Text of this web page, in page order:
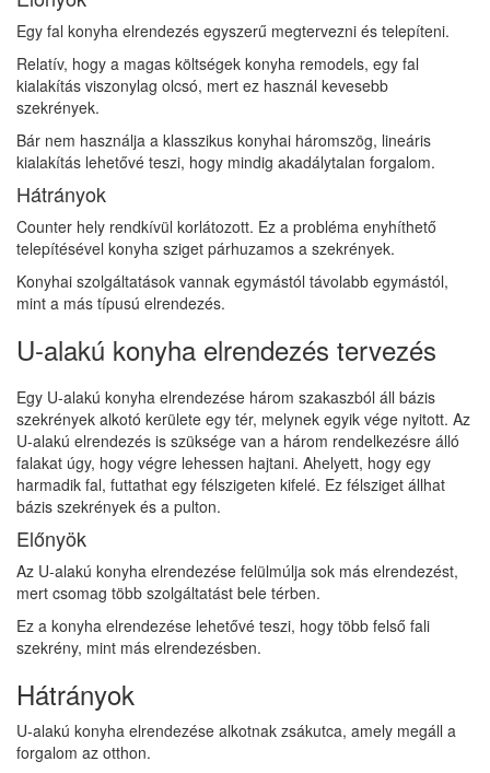
Egy fal konyha elrendezés egyszerű megtervezni és telepíteni.
Relatív, hogy a magas költségek konyha remodels, egy fal
kialakítás viszonylag olcsó, mert ez használ kevesebb
szekrények.
Bár nem használja a klasszikus konyhai háromszög, lineáris
kialakítás lehetővé teszi, hogy mindig akadálytalan forgalom.
Hátrányok
Counter hely rendkívül korlátozott. Ez a probléma enyhíthető
telepítésével konyha sziget párhuzamos a szekrények.
Konyhai szolgáltatások vannak egymástól távolabb egymástól,
mint a más típusú elrendezés.
U-alakú konyha elrendezés tervezés
Egy U-alakú konyha elrendezése három szakaszból áll bázis
szekrények alkotó kerülete egy tér, melynek egyik vége nyitott. Az
U-alakú elrendezés is szüksége van a három rendelkezésre álló
falakat úgy, hogy végre lehessen hajtani. Ahelyett, hogy egy
harmadik fal, futtathat egy félszigeten kifelé. Ez félsziget állhat
bázis szekrények és a pulton.
Előnyök
Az U-alakú konyha elrendezése felülmúlja sok más elrendezést,
mert csomag több szolgáltatást bele térben.
Ez a konyha elrendezése lehetővé teszi, hogy több felső fali
szekrény, mint más elrendezésben.
Hátrányok
U-alakú konyha elrendezése alkotnak zsákutca, amely megáll a
forgalom az otthon.